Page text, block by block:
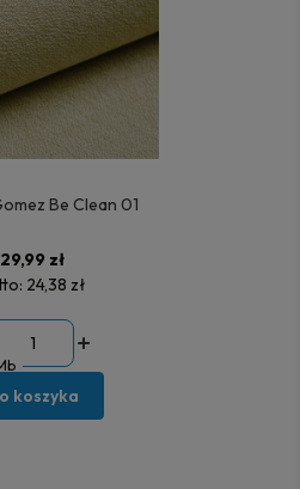
Be Clean 01
29,99 zł
24,38 zł
koszyka